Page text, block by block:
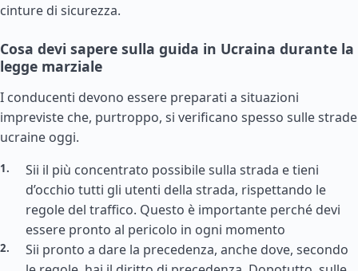
cinture di sicurezza.
Cosa devi sapere sulla guida in Ucraina durante la
legge marziale
I conducenti devono essere preparati a situazioni
impreviste che, purtroppo, si verificano spesso sulle strade
ucraine oggi.
Sii il più concentrato possibile sulla strada e tieni
d’occhio tutti gli utenti della strada, rispettando le
regole del traffico. Questo è importante perché devi
essere pronto al pericolo in ogni momento
Sii pronto a dare la precedenza, anche dove, secondo